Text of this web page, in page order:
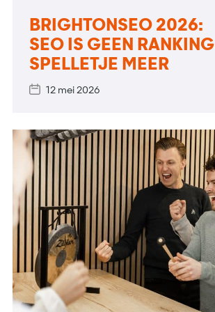
BRIGHTONSEO 2026:
SEO IS GEEN RANKING
SPELLETJE MEER
12 mei 2026